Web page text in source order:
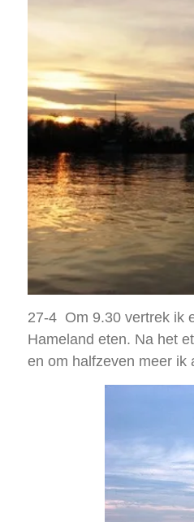
27-4 Om 9.30 vertrek ik
Hameland eten. Na het
en om halfzeven meer ik